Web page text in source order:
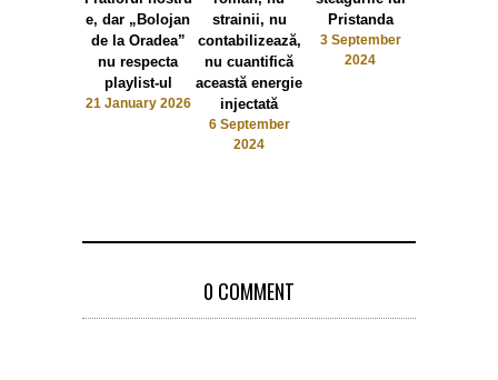
e, dar „Bolojan
de la Oradea”
nu respecta
playlist-ul
21 January 2026
strainii, nu
contabilizează,
nu cuantifică
această energie
injectată
6 September
2024
Pristanda
3 September
2024
0 COMMENT